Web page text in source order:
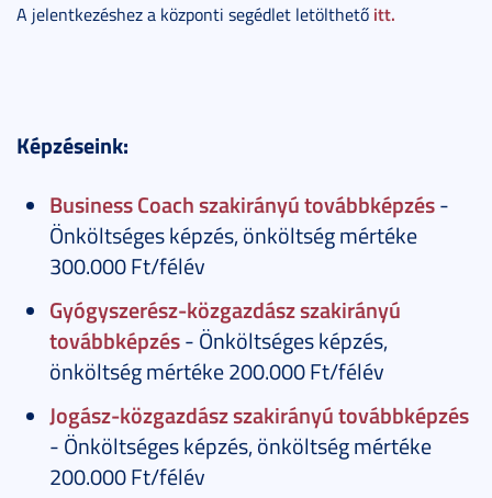
A jelentkezéshez a központi segédlet letölthető itt.
Képzéseink:
Business Coach szakirányú továbbképzés-
Önköltséges képzés, önköltség mértéke
300.000 Ft/félév
Gyógyszerész-közgazdász szakirányú
továbbképzés- Önköltséges képzés,
önköltség mértéke 200.000 Ft/félév
Jogász-közgazdász szakirányú továbbképzés
- Önköltséges képzés, önköltség mértéke
200.000 Ft/félév